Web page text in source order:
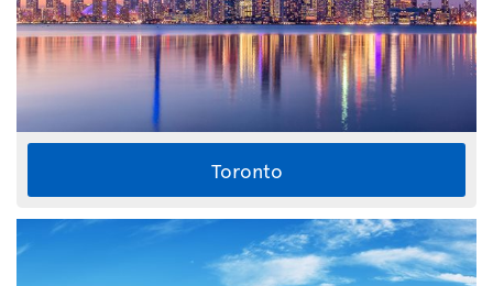
Toronto